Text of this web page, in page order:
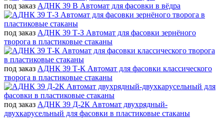
под заказ АДНК 39 В Автомат для фасовки в вёдра
под заказ АДНК 39 Т-З Автомат для фасовки зернёного
творога в пластиковые стаканы
под заказ АДНК 39 Т-К Автомат для фасовки классического
творога в пластиковые стаканы
под заказ АДНК 39 Д-2К Автомат двухрядный-
двухкарусельный для фасовки в пластиковые стаканы